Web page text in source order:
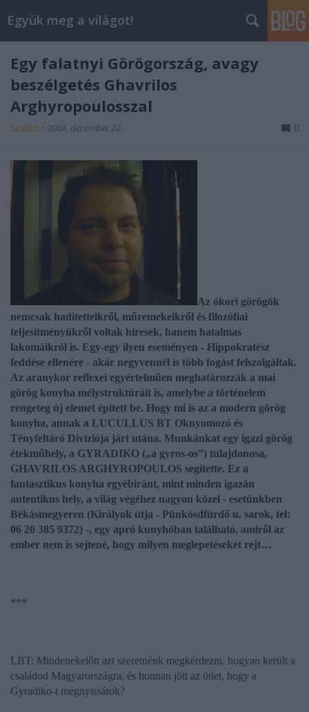
Együk meg a világot!
Egy falatnyi Görögország, avagy
beszélgetés Ghavrilos
Arghyropoulosszal
lucullus • 2004. december 22. 0
Az ókori görögök
nemcsak haditetteikről, műremekeikről és filozófiai
teljesítményükről voltak híresek, hanem hatalmas
lakomáikról is. Egy-egy ilyen eseményen - Hippokratész
feddése ellenére - akár negyvennél is több fogást felszolgáltak.
Az aranykor reflexei egyértelműen meghatározzák a mai
görög konyha mélystruktúráit is, amelybe a történelem
rengeteg új elemet épített be. Hogy mi is az a modern görög
konyha, annak a LUCULLUS BT Oknyomozó és
Tényfeltáró Divíziója járt utána. Munkánkat egy igazi görög
étekműhely, a GYRADIKO („a gyros-os”) tulajdonosa,
GHAVRILOS ARGHYROPOULOS segítette. Ez a
fantasztikus konyha egyébiránt, mint minden igazán
autentikus hely, a világ végéhez nagyon közel - esetünkben
Békásmegyeren (Királyok útja - Pünkösdfürdő u. sarok, tel:
06 20 385 9372) -, egy apró kunyhóban található, amiről az
ember nem is sejtené, hogy milyen meglepetéseket rejt…
***
LBT: Mindenekelőtt azt szeretnénk megkérdezni, hogyan került a
családod Magyarországra, és honnan jött az ötlet, hogy a
Gyradiko-t megnyissátok?